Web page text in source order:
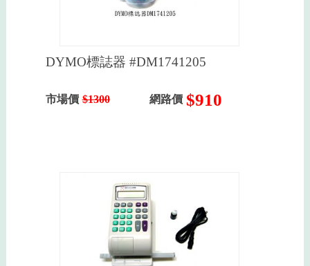
DYMO標誌器 #DM1741205
市場價 $1300 網路價 $910